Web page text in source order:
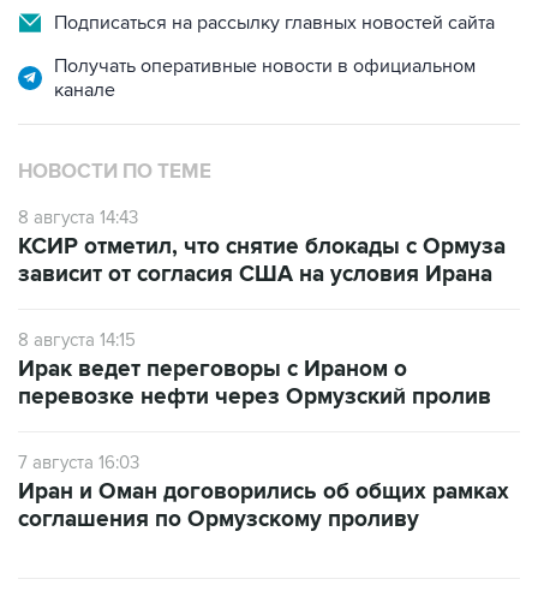
Подписаться на рассылку главных новостей сайта
Получать оперативные новости в официальном
канале
НОВОСТИ ПО ТЕМЕ
8 августа 14:43
КСИР отметил, что снятие блокады с Ормуза
зависит от согласия США на условия Ирана
8 августа 14:15
Ирак ведет переговоры с Ираном о
перевозке нефти через Ормузский пролив
7 августа 16:03
Иран и Оман договорились об общих рамках
соглашения по Ормузскому проливу